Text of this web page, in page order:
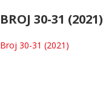
BROJ 30-31 (2021)
Broj 30-31 (2021)